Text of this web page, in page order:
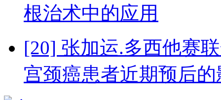
根治术中的应用
[20] 张加运.多西他赛
宫颈癌患者近期预后的